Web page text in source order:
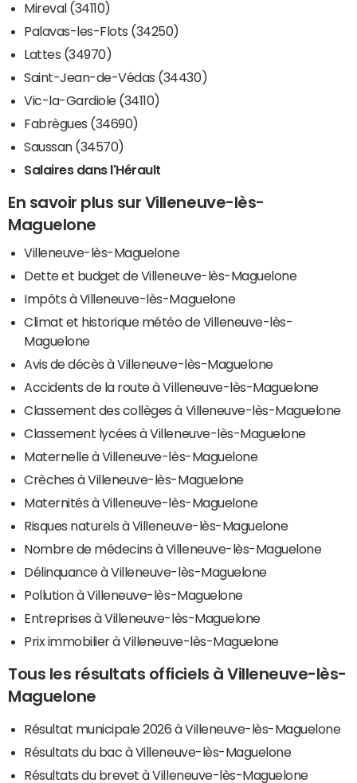
Mireval (34110)
Palavas-les-Flots (34250)
Lattes (34970)
Saint-Jean-de-Védas (34430)
Vic-la-Gardiole (34110)
Fabrègues (34690)
Saussan (34570)
Salaires dans l'Hérault
En savoir plus sur Villeneuve-lès-
Maguelone
Villeneuve-lès-Maguelone
Dette et budget de Villeneuve-lès-Maguelone
Impôts à Villeneuve-lès-Maguelone
Climat et historique météo de Villeneuve-lès-
Maguelone
Avis de décès à Villeneuve-lès-Maguelone
Accidents de la route à Villeneuve-lès-Maguelone
Classement des collèges à Villeneuve-lès-Maguelone
Classement lycées à Villeneuve-lès-Maguelone
Maternelle à Villeneuve-lès-Maguelone
Crèches à Villeneuve-lès-Maguelone
Maternités à Villeneuve-lès-Maguelone
Risques naturels à Villeneuve-lès-Maguelone
Nombre de médecins à Villeneuve-lès-Maguelone
Délinquance à Villeneuve-lès-Maguelone
Pollution à Villeneuve-lès-Maguelone
Entreprises à Villeneuve-lès-Maguelone
Prix immobilier à Villeneuve-lès-Maguelone
Tous les résultats officiels à Villeneuve-lès-
Maguelone
Résultat municipale 2026 à Villeneuve-lès-Maguelone
Résultats du bac à Villeneuve-lès-Maguelone
Résultats du brevet à Villeneuve-lès-Maguelone